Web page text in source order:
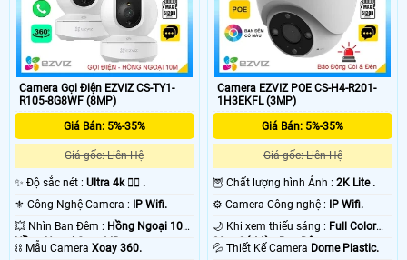
Camera Gọi Điện EZVIZ CS-TY1-
R105-8G8WF (8MP)
Giá Bán: 5%-35%
Giá gốc: Liên Hệ
✨ Độ sắc nét : Ultra 4k 👍🏾 .
⚜️ Công Nghệ Camera :
IP Wifi.
💥 Nhìn Ban Đêm : Hồng Ngoại 10m
Hồng Ngoại Smart IR.
⛓ Mẫu Camera Xoay 360.
Camera EZVIZ POE CS-H4-R201-
1H3EKFL (3MP)
Giá Bán: 5%-35%
Giá gốc: Liên Hệ
🦉 Chất lượng hình Ảnh :2K Lite .
⚙ Camera Công nghệ :
IP Wifi.
🌙 Khi xem thiếu sáng : Full Color
20m Có Màu Ban Ðêm.
💦 Thiết Kế Camera Dome Plastic.